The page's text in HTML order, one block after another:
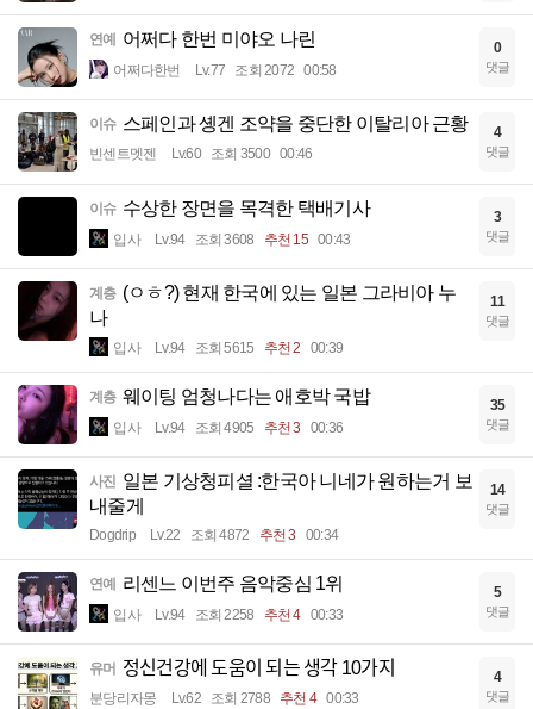
연예 어쩌다 한번 미야오 나린
어쩌다한번 Lv.77 조회 2072 00:58
0
댓글
이슈 스페인과 솅겐 조약을 중단한 이탈리아 근황
빈센트멧젠 Lv.60 조회 3500 00:46
4
댓글
이슈 수상한 장면을 목격한 택배기사
입사 Lv.94 조회 3608 추천 15 00:43
3
댓글
계층 (ㅇㅎ?) 현재 한국에 있는 일본 그라비아 누
나
입사 Lv.94 조회 5615 추천 2 00:39
11
댓글
계층 웨이팅 엄청나다는 애호박 국밥
입사 Lv.94 조회 4905 추천 3 00:36
35
댓글
사진 일본 기상청피셜 :한국아 니네가 원하는거 보
내줄게
Dogdrip Lv.22 조회 4872 추천 3 00:34
14
댓글
연예 리센느 이번주 음악중심 1위
입사 Lv.94 조회 2258 추천 4 00:33
5
댓글
유머 정신건강에 도움이 되는 생각 10가지
분당리자몽 Lv.62 조회 2788 추천 4 00:33
4
댓글